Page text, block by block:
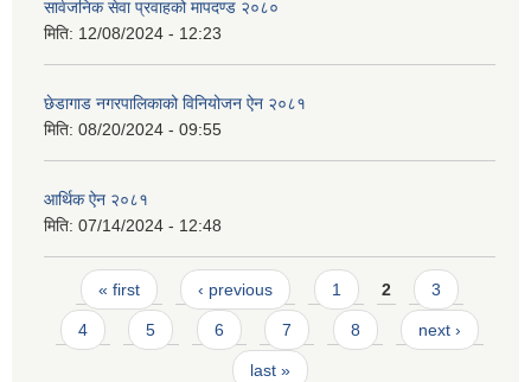
सार्वजनिक सेवा प्रवाहको मापदण्ड २०८०
मिति: 12/08/2024 - 12:23
छेडागाड नगरपालिकाको विनियोजन ऐन २०८१
मिति: 08/20/2024 - 09:55
आर्थिक ऐन २०८१
मिति: 07/14/2024 - 12:48
Pages
« first ‹ previous 1 2 3
4 5 6 7 8 next ›
last »